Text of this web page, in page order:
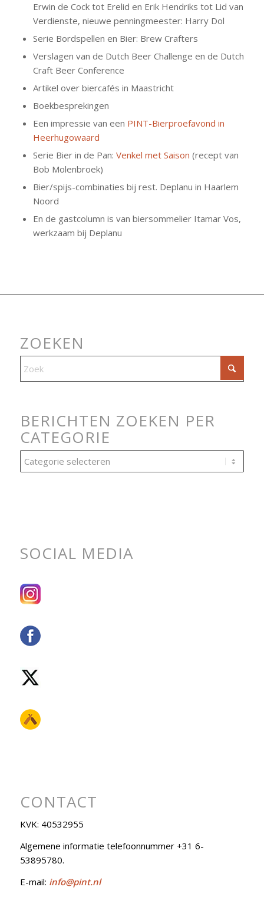
Erwin de Cock tot Erelid en Erik Hendriks tot Lid van
Verdienste, nieuwe penningmeester: Harry Dol
Serie Bordspellen en Bier: Brew Crafters
Verslagen van de Dutch Beer Challenge en de Dutch
Craft Beer Conference
Artikel over biercafés in Maastricht
Boekbesprekingen
Een impressie van een PINT-Bierproefavond in
Heerhugowaard
Serie Bier in de Pan: Venkel met Saison (recept van
Bob Molenbroek)
Bier/spijs-combinaties bij rest. Deplanu in Haarlem
Noord
En de gastcolumn is van biersommelier Itamar Vos,
werkzaam bij Deplanu
ZOEKEN
BERICHTEN ZOEKEN PER
CATEGORIE
Berichten
zoeken
SOCIAL MEDIA
CONTACT
KVK: 40532955
Algemene informatie telefoonnummer +31 6-
53895780.
E-mail: info@pint.nl